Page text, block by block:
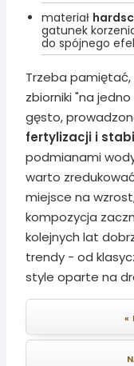
materiał
gatunek
do spójnego
Trzeba
zbiorniki "na
gęsto,
fertylizacji i
podmianami
warto
miejsce na
kompozycja
kolejnych lat
trendy - od
style oparte na
«